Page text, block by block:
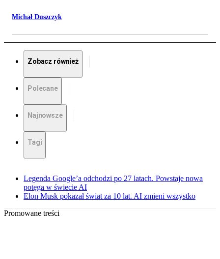
Michał Duszczyk
Zobacz również
Polecane
Najnowsze
Tagi
Legenda Google’a odchodzi po 27 latach. Powstaje nowa
potęga w świecie AI
Elon Musk pokazał świat za 10 lat. AI zmieni wszystko
Promowane treści